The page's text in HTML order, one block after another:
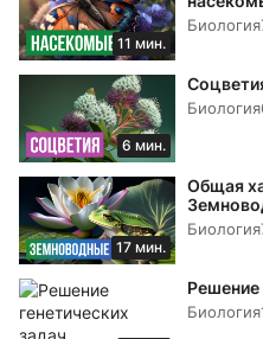
11 мин.
Биология
6 мин.
Биология
17 мин.
Общая
Биология
Решение
Биология